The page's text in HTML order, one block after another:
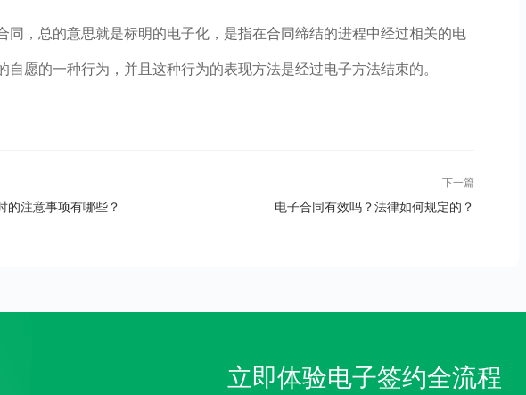
同，总的意思就是标明的电子化，是指在合同缔结的进程中经过相关的电
自愿的一种行为，并且这种行为的表现方法是经过电子方法结束的。
的注意事项有哪些？
下一篇
电子合同有效吗？法律如何规定的？
立即体验电子签约全流程